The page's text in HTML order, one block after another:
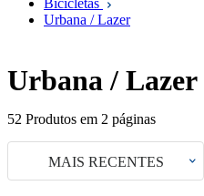
Bicicletas
Urbana / Lazer
Urbana / Lazer
52 Produtos em 2 páginas
MAIS RECENTES